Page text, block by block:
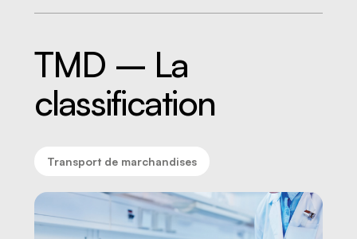
RMPPÉ
TMD – La
classification
Transport de marchandises